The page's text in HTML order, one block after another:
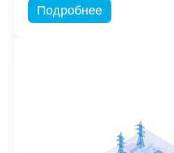
Подробнее